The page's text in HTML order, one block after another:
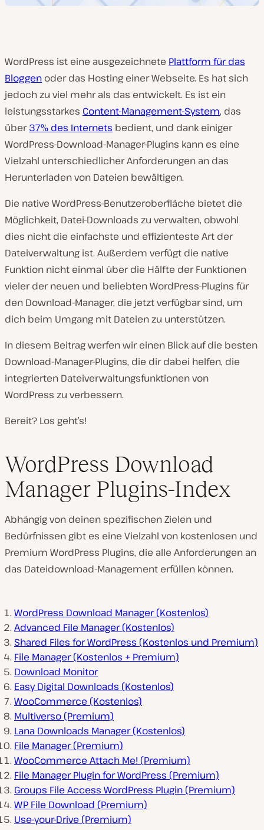
WordPress ist eine ausgezeichnete Plattform für das
Bloggen oder das Hosting einer Webseite. Es hat sich
jedoch zu viel mehr als das entwickelt. Es ist ein
leistungsstarkes Content-Management-System, das
über37% des Internets bedient, und dank einiger
WordPress-Download-Manager-Plugins kann es eine
Vielzahl unterschiedlicher Anforderungen an das
Herunterladen von Dateien bewältigen.
Die native WordPress-Benutzeroberfläche bietet die
Möglichkeit, Datei-Downloads zu verwalten, obwohl
dies nicht die einfachste und effizienteste Art der
Dateiverwaltung ist. Außerdem verfügt die native
Funktion nicht einmal über die Hälfte der Funktionen
vieler der neuen und beliebten WordPress-Plugins für
den Download-Manager, die jetzt verfügbar sind, um
dich beim Umgang mit Dateien zu unterstützen.
In diesem Beitrag werfen wir einen Blick auf die besten
Download-Manager-Plugins, die dir dabei helfen, die
integrierten Dateiverwaltungsfunktionen von
WordPress zu verbessern.
Bereit? Los geht’s!
WordPress Download
Manager Plugins-Index
Abhängig von deinen spezifischen Zielen und
Bedürfnissen gibt es eine Vielzahl von kostenlosen und
Premium WordPress Plugins, die alle Anforderungen an
das Dateidownload-Management erfüllen können.
WordPress Download Manager (Kostenlos)
Advanced File Manager (Kostenlos)
Shared Files for WordPress (Kostenlos und Premium)
File Manager (Kostenlos + Premium)
Download Monitor
Easy Digital Downloads (Kostenlos)
WooCommerce (Kostenlos)
Multiverso (Premium)
Lana Downloads Manager (Kostenlos)
File Manager (Premium)
WooCommerce Attach Me! (Premium)
File Manager Plugin for WordPress (Premium)
Groups File Access WordPress Plugin (Premium)
WP File Download (Premium)
Use-your-Drive (Premium)